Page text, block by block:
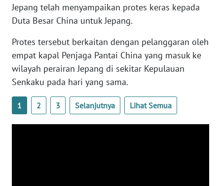
Jepang telah menyampaikan protes keras kepada
Duta Besar China untuk Jepang.
Protes tersebut berkaitan dengan pelanggaran oleh
empat kapal Penjaga Pantai China yang masuk ke
wilayah perairan Jepang di sekitar Kepulauan
Senkaku pada hari yang sama.
1 2 3 Selanjutnya Lihat Semua
WN
NTT
WN
KEPRI
WN